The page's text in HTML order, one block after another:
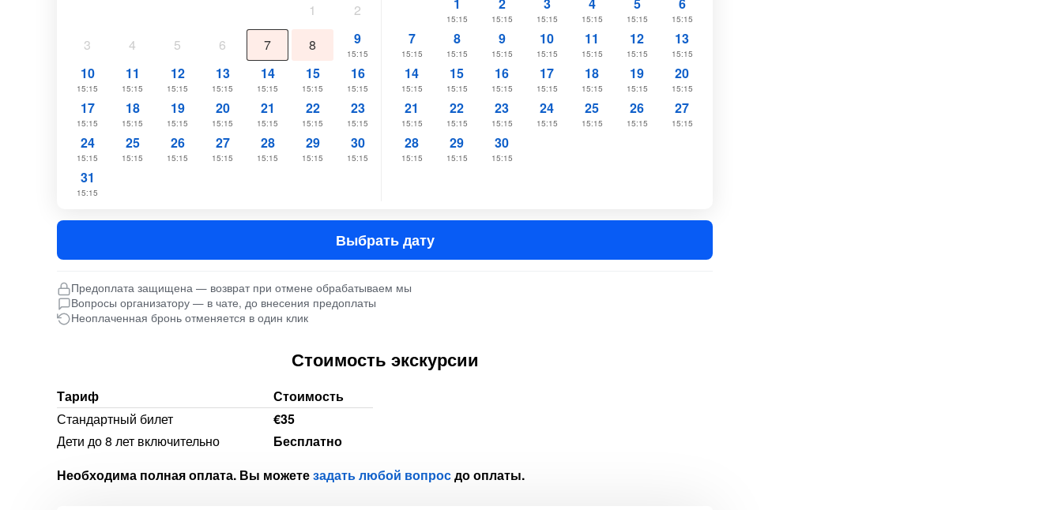
1
2
3
4 5 6 7 8 9
15:15
10
15:15
11
15:15
12
15:15
13
15:15
14
15:15
15
15:15
16
15:15
17
15:15
18
15:15
19
15:15
20
15:15
21
15:15
22
15:15
23
15:15
24
15:15
25
15:15
26
15:15
27
15:15
28
15:15
29
15:15
30
15:15
31
15:15
1
15:15
2
15:15
3
15:15
4
15:15
5
15:15
6
15:15
7
15:15
8
15:15
9
15:15
10
15:15
11
15:15
12
15:15
13
15:15
14
15:15
15
15:15
16
15:15
17
15:15
18
15:15
19
15:15
20
15:15
21
15:15
22
15:15
23
15:15
24
15:15
25
15:15
26
15:15
27
15:15
28
15:15
29
15:15
30
15:15
Выбрать дату
Предоплата защищена — возврат при отмене обрабатываем мы
Вопросы организатору — в чате, до внесения предоплаты
Неоплаченная бронь отменяется в один клик
Стоимость экскурсии
Тариф
Стоимость
Стандартный билет
€35
Дети до 8 лет включительно
Бесплатно
Необходима полная оплата. Вы можетезадать любой вопросдо оплаты.